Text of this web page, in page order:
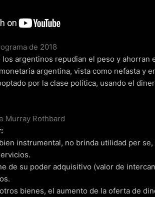
de 2018
argentinos repudian el peso y ahorran
argentina, vista como nefasta y
por la clase política, usando el
Murray Rothbard
instrumental, no brinda utilidad per
de su poder adquisitivo (valor de
bienes, el aumento de la oferta de